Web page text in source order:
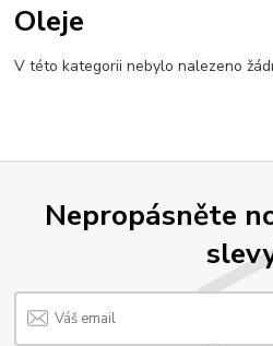
Oleje
V této kategorii nebylo nalezeno
Nepropásněte